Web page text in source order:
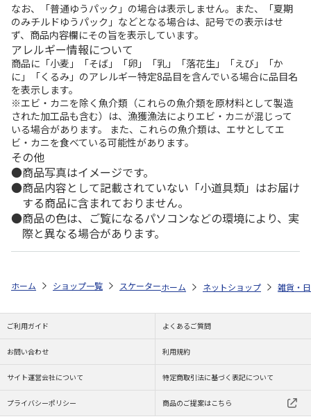
なお、「普通ゆうパック」の場合は表示しません。また、「夏期
のみチルドゆうパック」などとなる場合は、記号での表示はせ
ず、商品内容欄にその旨を表示しています。
アレルギー情報について
商品に「小麦」「そば」「卵」「乳」「落花生」「えび」「か
に」「くるみ」のアレルギー特定8品目を含んでいる場合に品目名
を表示します。
※エビ・カニを除く魚介類（これらの魚介類を原材料として製造
された加工品も含む）は、漁獲漁法によりエビ・カニが混じって
いる場合があります。 また、これらの魚介類は、エサとしてエ
ビ・カニを食べている可能性があります。
その他
商品写真はイメージです。
商品内容として記載されていない「小道具類」はお届け
する商品に含まれておりません。
商品の色は、ご覧になるパソコンなどの環境により、実
際と異なる場合があります。
ホーム ショップ一覧 スケーター 取り皿 大 (赤膚焼) 鴻月 KONDS2
ホーム ネットショップ 雑貨・
ご利用ガイド よくあるご質問
お問い合わせ 利用規約
サイト運営会社について 特定商取引法に基づく表記について
プライバシーポリシー 商品のご提案はこちら